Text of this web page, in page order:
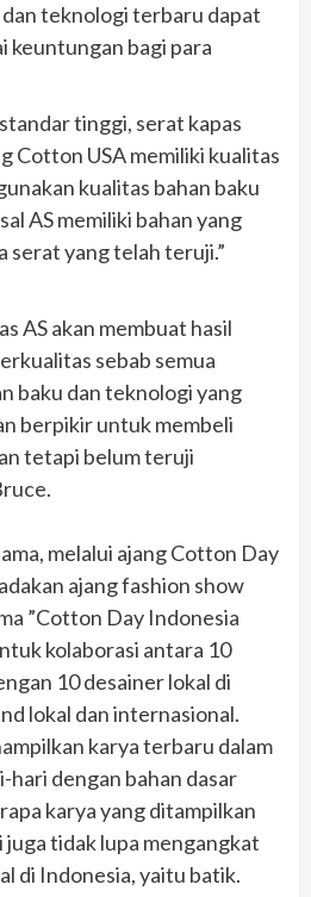
teknologi terbaru dapat
keuntungan bagi para
tinggi, serat kapas
Cotton USA memiliki kualitas
kualitas bahan baku
AS memiliki bahan yang
serat yang telah teruji.”
AS akan membuat hasil
sebab semua
baku dan teknologi yang
berpikir untuk membeli
tetapi belum teruji
melalui ajang Cotton Day
ajang fashion show
”Cotton Day Indonesia
kolaborasi antara 10
10 desainer lokal di
lokal dan internasional.
karya terbaru dalam
hari dengan bahan dasar
karya yang ditampilkan
juga tidak lupa mengangkat
di Indonesia, yaitu batik.